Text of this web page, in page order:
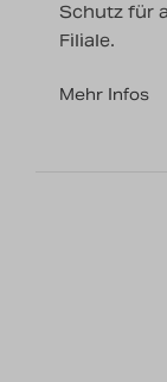
Schutz für
Filiale.
Mehr Infos